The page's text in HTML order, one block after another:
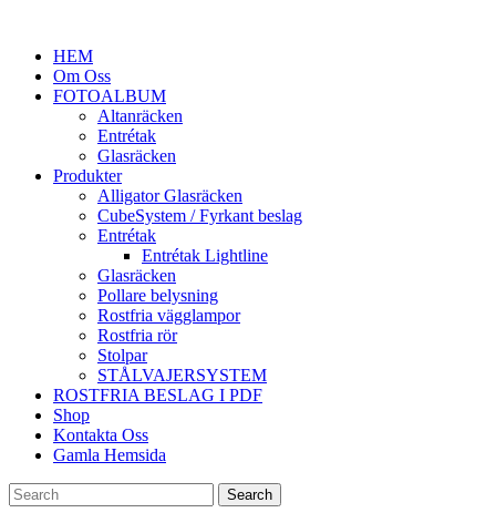
HEM
Om Oss
FOTOALBUM
Altanräcken
Entrétak
Glasräcken
Produkter
Alligator Glasräcken
CubeSystem / Fyrkant beslag
Entrétak
Entrétak Lightline
Glasräcken
Pollare belysning
Rostfria vägglampor
Rostfria rör
Stolpar
STÅLVAJERSYSTEM
ROSTFRIA BESLAG I PDF
Shop
Kontakta Oss
Gamla Hemsida